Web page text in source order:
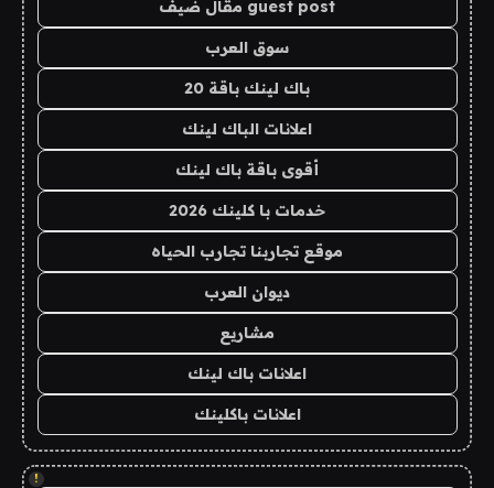
guest post مقال ضيف
سوق العرب
باك لينك باقة 20
اعلانات الباك لينك
أقوى باقة باك لينك
خدمات با كلينك 2026
موقع تجاربنا تجارب الحياه
ديوان العرب
مشاريع
اعلانات باك لينك
اعلانات باكلينك
!